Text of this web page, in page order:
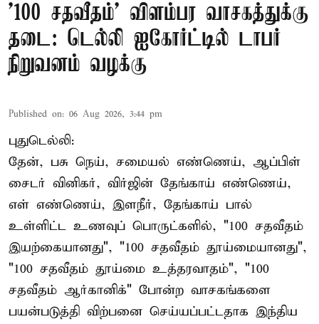
'100 சதவீதம்' விளம்பர வாசகத்துக்கு
தடை: டெல்லி ஐகோர்ட்டில் டாபர்
நிறுவனம் வழக்கு
Published on: 06 Aug 2026, 3:44 pm
புதுடெல்லி:
தேன், பசு நெய், சமையல் எண்ணெய், ஆப்பிள்
சைடர் வினிகர், விர்ஜின் தேங்காய் எண்ணெய்,
எள் எண்ணெய், இளநீர், தேங்காய் பால்
உள்ளிட்ட உணவுப் பொருட்களில், "100 சதவீதம்
இயற்கையானது", "100 சதவீதம் தூய்மையானது",
"100 சதவீதம் தூய்மை உத்தரவாதம்", "100
சதவீதம் ஆர்கானிக்" போன்ற வாசகங்களை
பயன்படுத்தி விற்பனை செய்யப்பட்டதாக இந்திய